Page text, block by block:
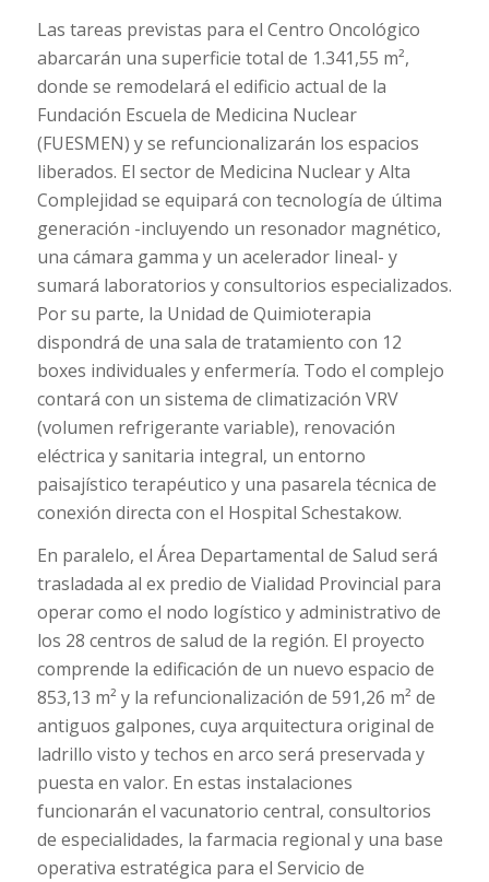
Las tareas previstas para el Centro Oncológico
abarcarán una superficie total de 1.341,55 m²,
donde se remodelará el edificio actual de la
Fundación Escuela de Medicina Nuclear
(FUESMEN) y se refuncionalizarán los espacios
liberados. El sector de Medicina Nuclear y Alta
Complejidad se equipará con tecnología de última
generación -incluyendo un resonador magnético,
una cámara gamma y un acelerador lineal- y
sumará laboratorios y consultorios especializados.
Por su parte, la Unidad de Quimioterapia
dispondrá de una sala de tratamiento con 12
boxes individuales y enfermería. Todo el complejo
contará con un sistema de climatización VRV
(volumen refrigerante variable), renovación
eléctrica y sanitaria integral, un entorno
paisajístico terapéutico y una pasarela técnica de
conexión directa con el Hospital Schestakow.
En paralelo, el Área Departamental de Salud será
trasladada al ex predio de Vialidad Provincial para
operar como el nodo logístico y administrativo de
los 28 centros de salud de la región. El proyecto
comprende la edificación de un nuevo espacio de
853,13 m² y la refuncionalización de 591,26 m² de
antiguos galpones, cuya arquitectura original de
ladrillo visto y techos en arco será preservada y
puesta en valor. En estas instalaciones
funcionarán el vacunatorio central, consultorios
de especialidades, la farmacia regional y una base
operativa estratégica para el Servicio de